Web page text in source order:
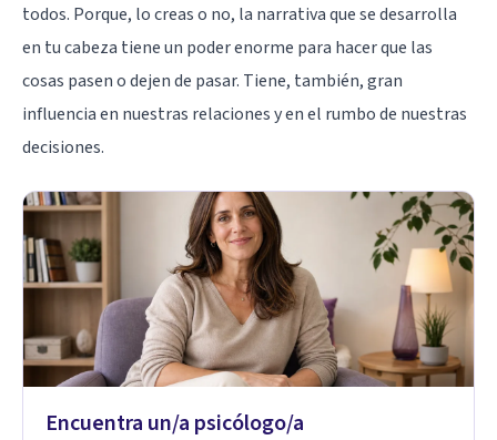
todos. Porque, lo creas o no, la narrativa que se desarrolla
en tu cabeza tiene un poder enorme para hacer que las
cosas pasen o dejen de pasar. Tiene, también, gran
influencia en nuestras relaciones y en el rumbo de nuestras
decisiones.
Encuentra un/a psicólogo/a